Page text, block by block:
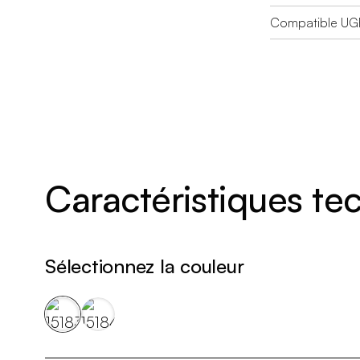
Compatible
Caractéristiques
Sélectionnez la couleur